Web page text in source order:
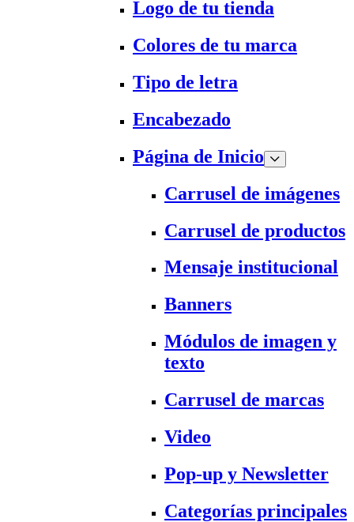
Logo de tu tienda
Colores de tu marca
Tipo de letra
Encabezado
Página de Inicio
Carrusel de imágenes
Carrusel de productos
Mensaje institucional
Banners
Módulos de imagen y
texto
Carrusel de marcas
Video
Pop-up y Newsletter
Categorías principales